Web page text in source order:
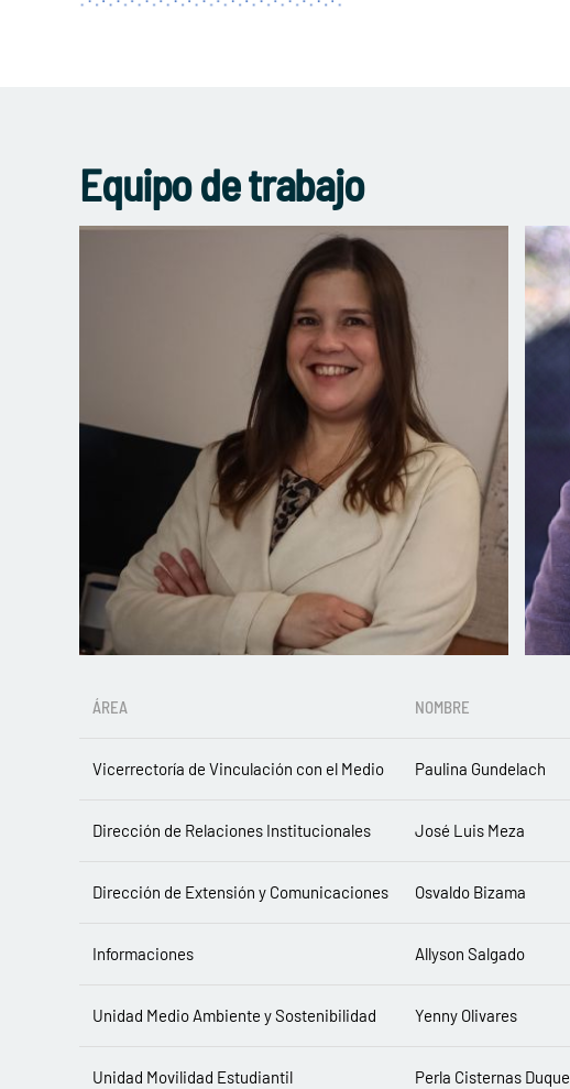
Equipo de trabajo
Vicerrectora de Vinculación con el Medio
vicerrectoriadevinculacion@uv.cl
ÁREA NOMBRE
Vicerrectoría de Vinculación con el Medio Paulina Gundelach
Dirección de Relaciones Institucionales José Luis Meza
Dirección de Extensión y Comunicaciones Osvaldo Bizama
Informaciones Allyson Salgado
Unidad Medio Ambiente y Sostenibilidad Yenny Olivares
Unidad Movilidad Estudiantil Perla Cisternas Duque